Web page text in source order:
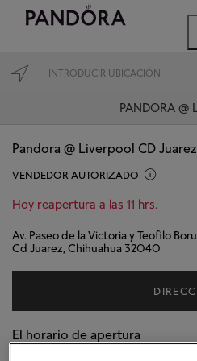
PANDORA @
Pandora @ Liverpool CD Juarez
VENDEDOR AUTORIZADO
Hoy reapertura a las 11 hrs.
Av. Paseo de la Victoria y Teofilo
Cd Juarez, Chihuahua 32040
El horario de apertura